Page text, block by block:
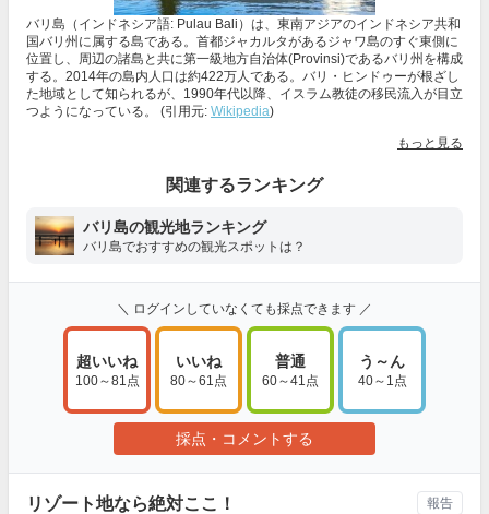
バリ島（インドネシア語: Pulau Bali）は、東南アジアのインドネシア共和
国バリ州に属する島である。首都ジャカルタがあるジャワ島のすぐ東側に
位置し、周辺の諸島と共に第一級地方自治体(Provinsi)であるバリ州を構成
する。2014年の島内人口は約422万人である。バリ・ヒンドゥーが根ざし
た地域として知られるが、1990年代以降、イスラム教徒の移民流入が目立
つようになっている。 (引用元: Wikipedia)
もっと見る
関連するランキング
バリ島の観光地ランキング
バリ島でおすすめの観光スポットは？
＼ ログインしていなくても採点できます ／
超いいね
100～81点
いいね
80～61点
普通
60～41点
う～ん
40～1点
採点・コメントする
リゾート地なら絶対ここ！ 報告